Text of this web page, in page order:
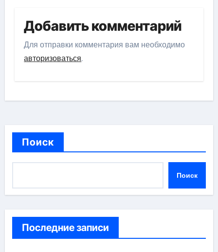
Добавить комментарий
Для отправки комментария вам необходимо
авторизоваться.
Поиск
Поиск
Последние записи